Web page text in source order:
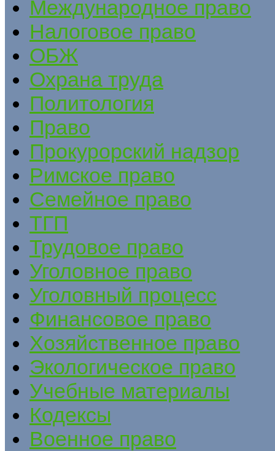
Международное право
Налоговое право
ОБЖ
Охрана труда
Политология
Право
Прокурорский надзор
Римское право
Семейное право
ТГП
Трудовое право
Уголовное право
Уголовный процесс
Финансовое право
Хозяйственное право
Экологическое право
Учебные материалы
Кодексы
Военное право